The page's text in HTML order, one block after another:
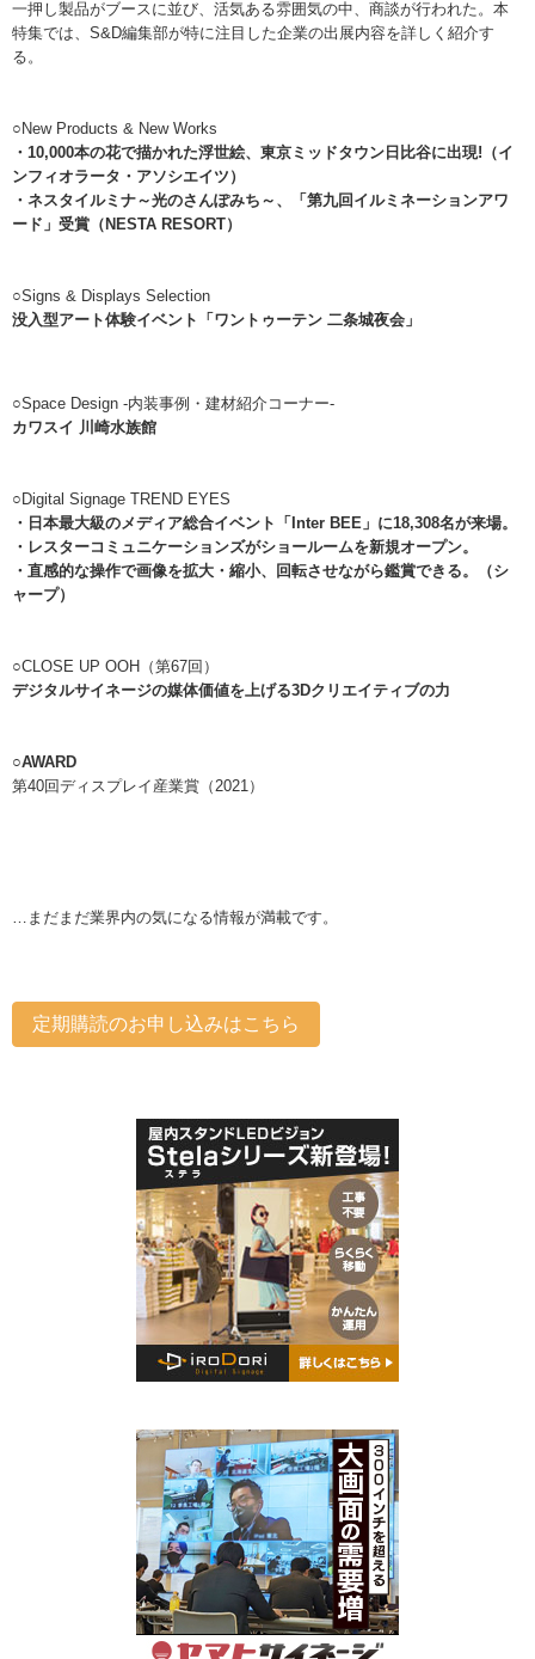
一押し製品がブースに並び、活気ある雰囲気の中、商談が行われた。本
特集では、S&D編集部が特に注目した企業の出展内容を詳しく紹介す
る。
○New Products & New Works
・ 10,000本の花で描かれた浮世絵、 東京ミッドタウン日比谷に出現! （イ
ンフィオラータ・アソシエイツ）
・ ネスタイルミナ～光のさんぽみち～、
「第九回イルミネーションアワ
ード」受賞 （NESTA RESORT）
○Signs & Displays Selection
没入型アート体験イベント 「ワントゥーテン 二条城夜会」
○Space Design -内装事例・建材紹介コーナー-
カワスイ 川崎水族館
○Digital Signage TREND EYES
・ 日本最大級のメディア総合イベント 「Inter BEE」に18,308名が来場。
・ レスターコミュニケーションズがショールームを新規オープン。
・ 直感的な操作で画像を拡大・縮小、
回転させながら鑑賞できる。（シ
ャープ）
○CLOSE UP OOH（第67回）
デジタルサイネージの媒体価値を上げる3Dクリエイティブの力
○AWARD
第40回ディスプレイ産業賞（2021）
…まだまだ業界内の気になる情報が満載です。
定期購読のお申し込みはこちら